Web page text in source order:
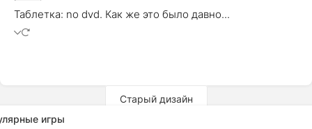
Таблетка: no dvd. Как же это было давно...
Старый дизайн
игры